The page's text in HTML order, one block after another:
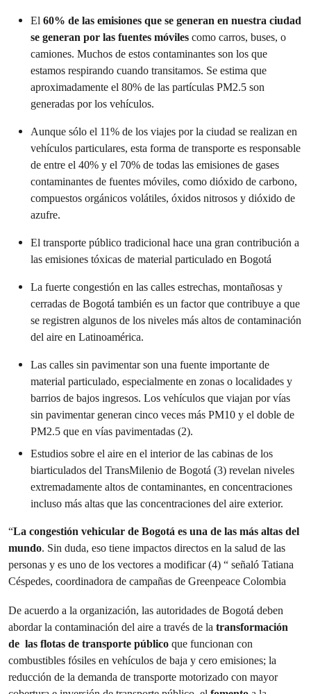
El 60% de las emisiones que se generan en nuestra ciudad
se generan por las fuentes móviles como carros, buses, o
camiones. Muchos de estos contaminantes son los que
estamos respirando cuando transitamos. Se estima que
aproximadamente el 80% de las partículas PM2.5 son
generadas por los vehículos.
Aunque sólo el 11% de los viajes por la ciudad se realizan en
vehículos particulares, esta forma de transporte es responsable
de entre el 40% y el 70% de todas las emisiones de gases
contaminantes de fuentes móviles, como dióxido de carbono,
compuestos orgánicos volátiles, óxidos nitrosos y dióxido de
azufre.
El transporte público tradicional hace una gran contribución a
las emisiones tóxicas de material particulado en Bogotá
La fuerte congestión en las calles estrechas, montañosas y
cerradas de Bogotá también es un factor que contribuye a que
se registren algunos de los niveles más altos de contaminación
del aire en Latinoamérica.
Las calles sin pavimentar son una fuente importante de
material particulado, especialmente en zonas o localidades y
barrios de bajos ingresos. Los vehículos que viajan por vías
sin pavimentar generan cinco veces más PM10 y el doble de
PM2.5 que en vías pavimentadas (2).
Estudios sobre el aire en el interior de las cabinas de los
biarticulados del TransMilenio de Bogotá (3) revelan niveles
extremadamente altos de contaminantes, en concentraciones
incluso más altas que las concentraciones del aire exterior.
“La congestión vehicular de Bogotá es una de las más altas del
mundo. Sin duda, eso tiene impactos directos en la salud de las
personas y es uno de los vectores a modificar (4) “ señaló Tatiana
Céspedes, coordinadora de campañas de Greenpeace Colombia
De acuerdo a la organización, las autoridades de Bogotá deben
abordar la contaminación del aire a través de la transformación
de las flotas de transporte público que funcionan con
combustibles fósiles en vehículos de baja y cero emisiones; la
reducción de la demanda de transporte motorizado con mayor